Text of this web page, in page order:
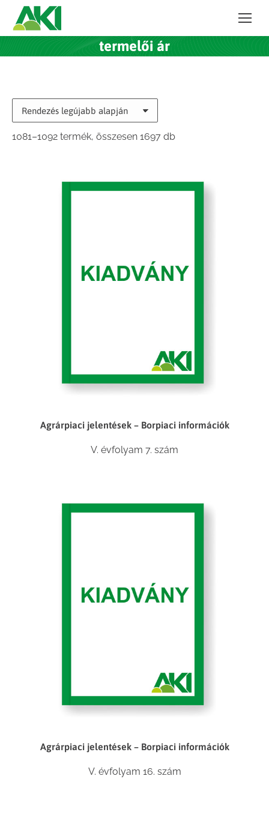
termelői ár
1081–1092 termék, összesen 1697 dbSorted
Agrárpiaci jelentések – Borpiaci információk
V. évfolyam 7. szám
Agrárpiaci jelentések – Borpiaci információk
V. évfolyam 16. szám